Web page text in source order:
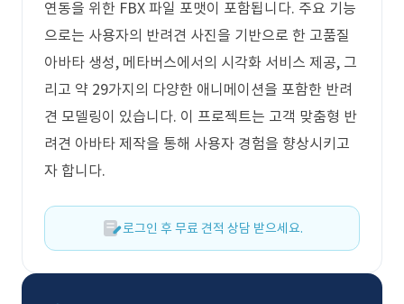
연동을 위한 FBX 파일 포맷이 포함됩니다. 주요 기능
으로는 사용자의 반려견 사진을 기반으로 한 고품질
아바타 생성, 메타버스에서의 시각화 서비스 제공, 그
리고 약 29가지의 다양한 애니메이션을 포함한 반려
견 모델링이 있습니다. 이 프로젝트는 고객 맞춤형 반
려견 아바타 제작을 통해 사용자 경험을 향상시키고
자 합니다.
로그인 후 무료 견적 상담 받으세요.